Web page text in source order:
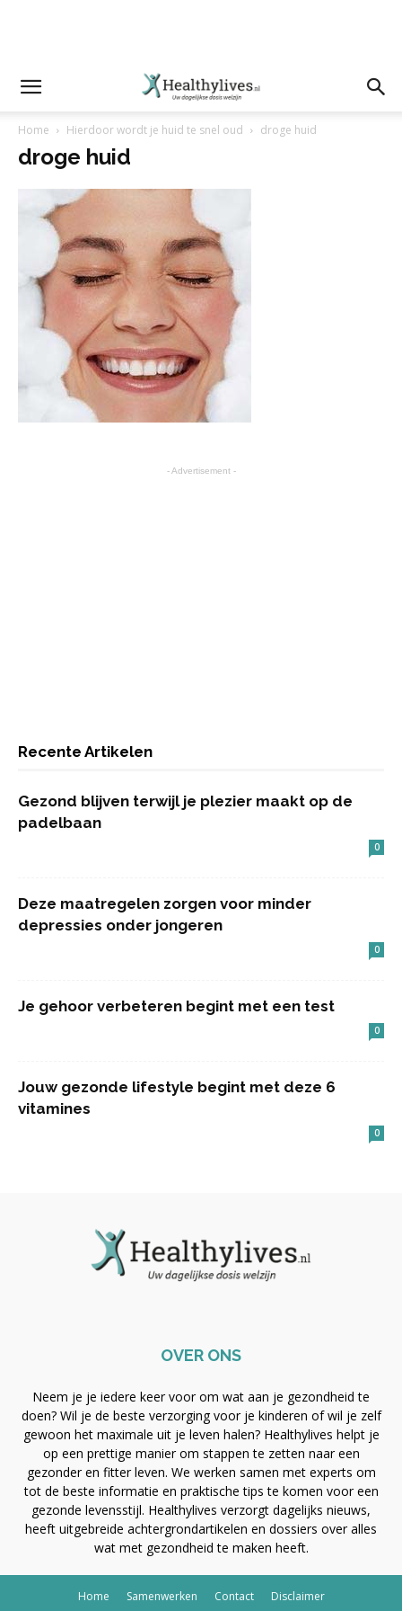
Home Hierdoor wordt je huid te snel oud droge huid
droge huid
- Advertisement -
Recente Artikelen
Gezond blijven terwijl je plezier maakt op de
padelbaan
0
Deze maatregelen zorgen voor minder
depressies onder jongeren
0
Je gehoor verbeteren begint met een test
0
Jouw gezonde lifestyle begint met deze 6
vitamines
0
OVER ONS
Neem je je iedere keer voor om wat aan je gezondheid te
doen? Wil je de beste verzorging voor je kinderen of wil je zelf
gewoon het maximale uit je leven halen? Healthylives helpt je
op een prettige manier om stappen te zetten naar een
gezonder en fitter leven. We werken samen met experts om
tot de beste informatie en praktische tips te komen voor een
gezonde levensstijl. Healthylives verzorgt dagelijks nieuws,
heeft uitgebreide achtergrondartikelen en dossiers over alles
wat met gezondheid te maken heeft.
Home Samenwerken Contact Disclaimer